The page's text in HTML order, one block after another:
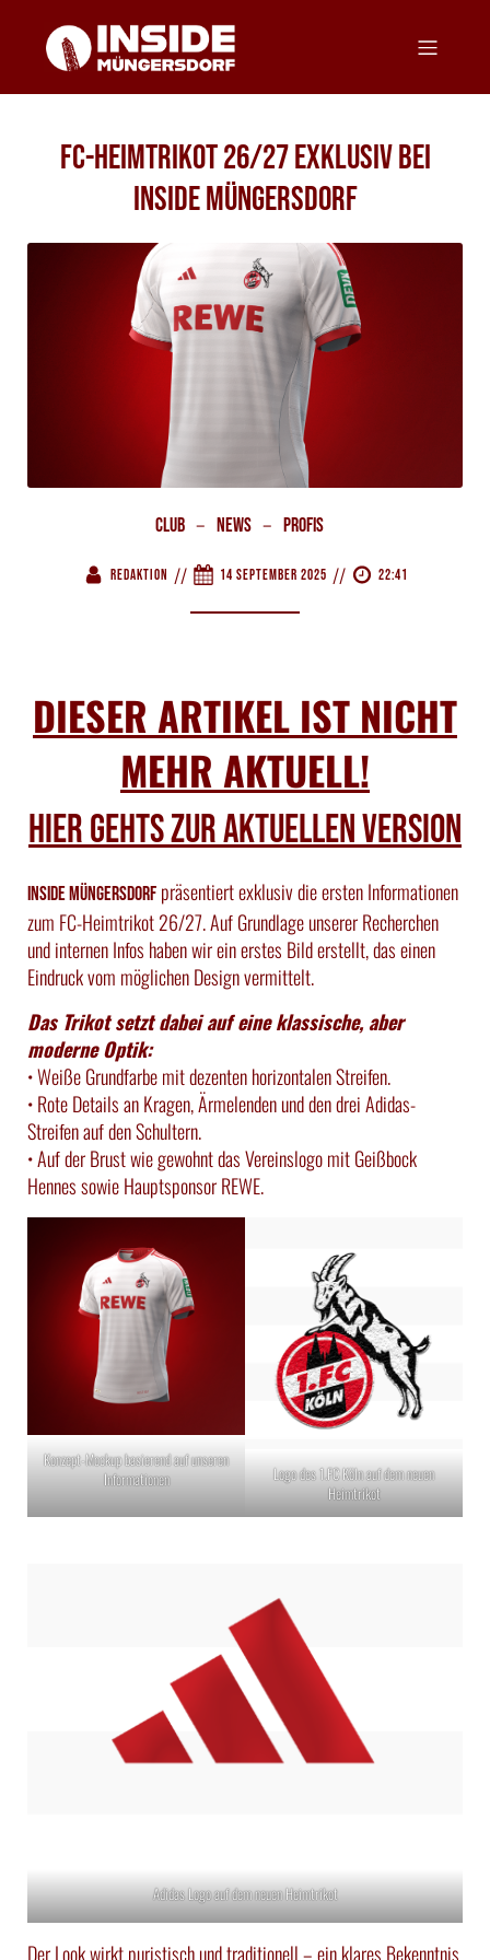
FC-Heimtrikot 26/27 Exklusiv bei
Inside Müngersdorf
Club – News – Profis
Redaktion // 14 September 2025 // 22:41
DIESER ARTIKEL IST NICHT
MEHR AKTUELL!
HIER GEHTS ZUR AKTUELLEN VERSION
Inside Müngersdorf präsentiert exklusiv die ersten Informationen
zum FC-Heimtrikot 26/27. Auf Grundlage unserer Recherchen
und internen Infos haben wir ein erstes Bild erstellt, das einen
Eindruck vom möglichen Design vermittelt.
Das Trikot setzt dabei auf eine klassische, aber
moderne Optik:
• Weiße Grundfarbe mit dezenten horizontalen Streifen.
• Rote Details an Kragen, Ärmelenden und den drei Adidas-
Streifen auf den Schultern.
• Auf der Brust wie gewohnt das Vereinslogo mit Geißbock
Hennes sowie Hauptsponsor REWE.
Konzept-Mockup basierend auf unseren
Informationen
Logo des 1.FC Köln auf dem neuen
Heimtrikot
Adidas Logo auf dem neuen Heimtrikot
Der Look wirkt puristisch und traditionell – ein klares Bekenntnis